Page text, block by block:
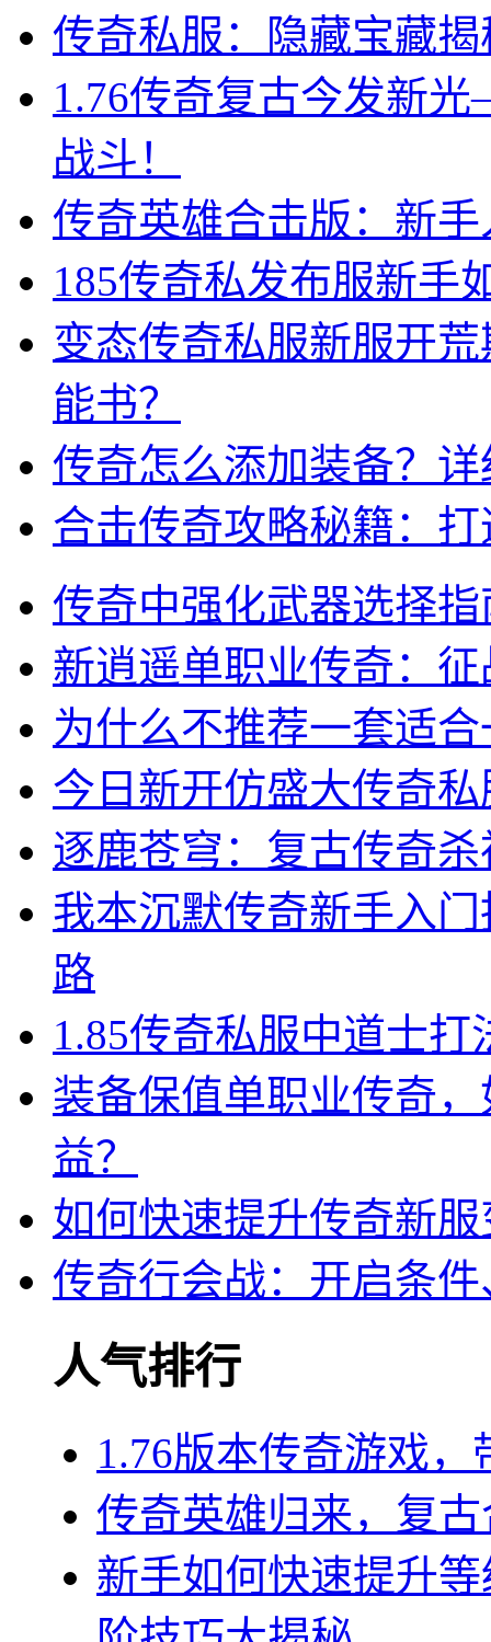
传奇私服：隐藏宝藏揭
1.76传奇复古今发新
战斗！
传奇英雄合击版：新
185传奇私发布服新手
变态传奇私服新服开
能书？
传奇怎么添加装备？
合击传奇攻略秘籍：
传奇中强化武器选择
新逍遥单职业传奇：
为什么不推荐一套适
今日新开仿盛大传奇
逐鹿苍穹：复古传奇
我本沉默传奇新手入
路
1.85传奇私服中道士
装备保值单职业传奇
益？
如何快速提升传奇新
传奇行会战：开启条
人气排行
1.76版本传奇游戏
传奇英雄归来，复
新手如何快速提升